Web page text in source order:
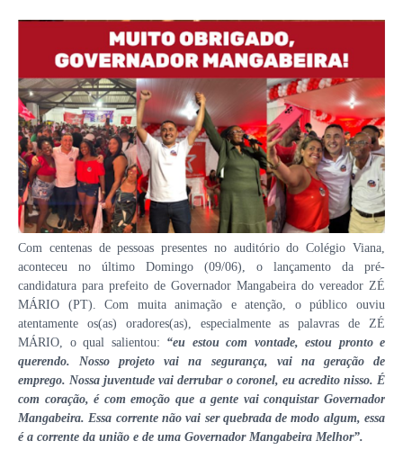
Com centenas de pessoas presentes no auditório do Colégio Viana,
aconteceu no último Domingo (09/06), o lançamento da pré-
candidatura para prefeito de Governador Mangabeira do vereador ZÉ
MÁRIO (PT). Com muita animação e atenção, o público ouviu
atentamente os(as) oradores(as), especialmente as palavras de ZÉ
MÁRIO, o qual salientou: “eu estou com vontade, estou pronto e
querendo. Nosso projeto vai na segurança, vai na geração de
emprego. Nossa juventude vai derrubar o coronel, eu acredito nisso. É
com coração, é com emoção que a gente vai conquistar Governador
Mangabeira. Essa corrente não vai ser quebrada de modo algum, essa
é a corrente da união e de uma Governador Mangabeira Melhor”.